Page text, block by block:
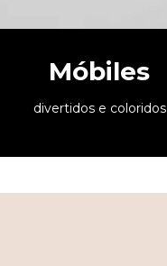
Móbiles
divertidos e coloridos